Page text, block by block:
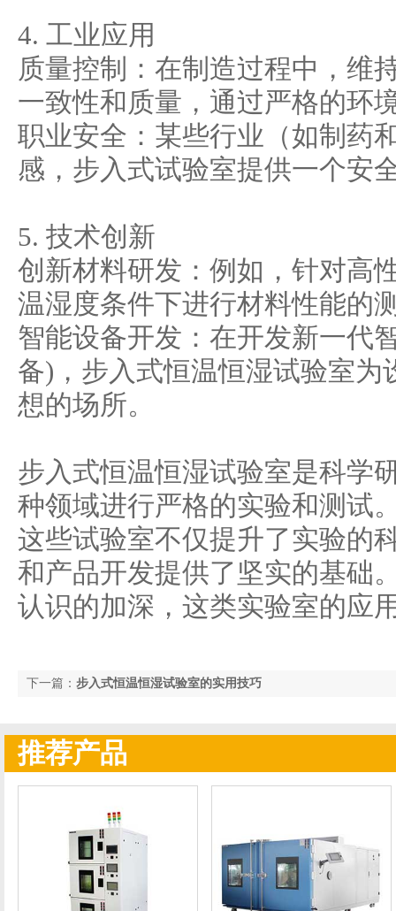
4. 工业应用
质量控制：在制造过程中，维
一致性和质量，通过严格的环
职业安全：某些行业（如制药
感，步入式试验室提供一个安
5. 技术创新
创新材料研发：例如，针对高
温湿度条件下进行材料性能的
智能设备开发：在开发新一代
备)，步入式恒温恒湿试验室
想的场所。
步入式恒温恒湿试验室是科学
种领域进行严格的实验和测试
这些试验室不仅提升了实验的
和产品开发提供了坚实的基础
认识的加深，这类实验室的应
下一篇： 步入式恒温恒湿试验室的实用技巧
推荐产品